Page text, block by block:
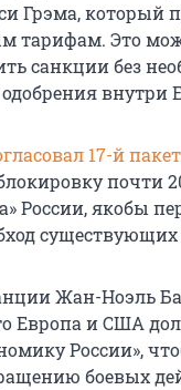
Грэма, который
тарифам. Это
санкции без
внутри
17-й
почти
России, якобы
Жан-Ноэль
Европа и США
России»,
боевых